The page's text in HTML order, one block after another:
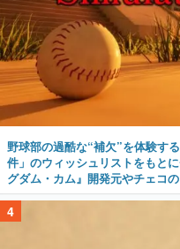
野球部の過酷な“補欠”を体験す
件」のウィッシュリストをもと
グダム・カム』開発元やチェコ
4